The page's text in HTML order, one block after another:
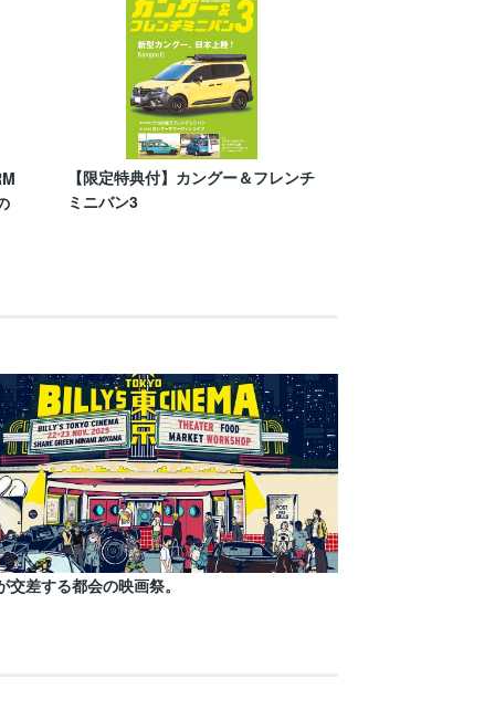
【限定特典付】カングー＆フレンチ
ミニバン3
交差する都会の映画祭。